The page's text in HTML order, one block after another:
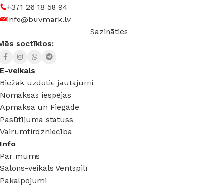
+371 26 18 58 94
info@buvmark.lv
Sazināties
soctīklos:
E-veikals
Biežāk uzdotie jautājumi
Nomaksas iespējas
Apmaksa un Piegāde
Pasūtījuma statuss
Vairumtirdzniecība
Info
Par mums
Salons-veikals Ventspilī
Pakalpojumi